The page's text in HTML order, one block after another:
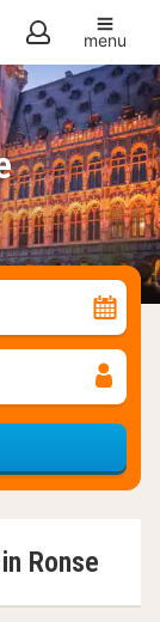
menu
Ronse